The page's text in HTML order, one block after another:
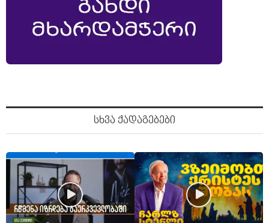
სხვა ქადაგებები